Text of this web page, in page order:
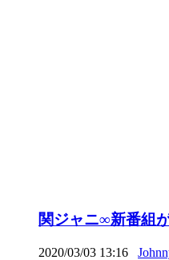
関ジャニ∞新番組
2020/03/03 13:16